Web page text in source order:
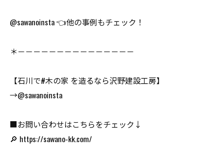
@sawanoinsta 👈他の事例もチェック！
＊－－－－－－－－－－－－－－－
【石川で#木の家 を造るなら沢野建設工房】
→@sawanoinsta
■お問い合わせはこちらをチェック↓
🔎 https://sawano-kk.com/